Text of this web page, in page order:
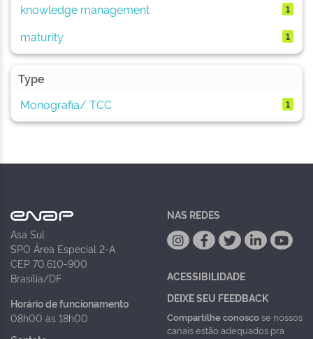
knowledge management
1
maturity 1
Type
Monografia/ TCC
1
Asa Sul
SPO Área Especial 2-A
CEP 70.610-900
Brasília/DF
Horário de funcionamento
08h00 às 18h00
NAS REDES
ACESSIBILIDADE
DEIXE SEU FEEDBACK
Compartilhe conoscose nossos
canais estão adequados pra